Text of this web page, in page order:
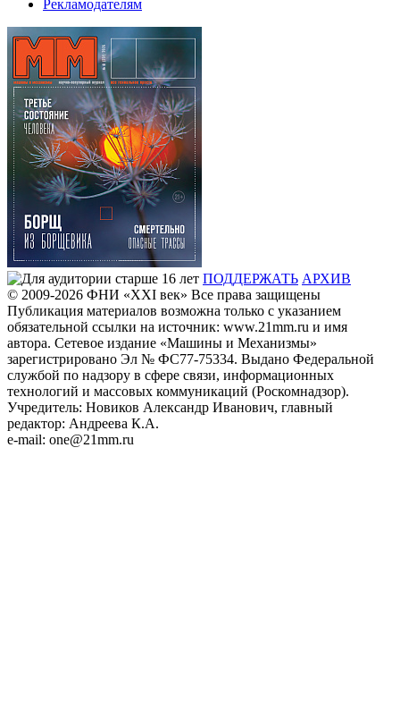
Рекламодателям
ПОДДЕРЖАТЬ АРХИВ
© 2009-2026 ФHИ «XXI век» Все права защищены
Публикация материалов возможна только с указанием
обязательной ссылки на источник: www.21mm.ru и имя
автора. Сетевое издание «Машины и Механизмы»
зарегистрировано Эл № ФС77-75334. Выдано Федеральной
службой по надзору в сфере связи, информационных
технологий и массовых коммуникаций (Роскомнадзор).
Учредитель: Новиков Александр Иванович, главный
редактор: Андреева К.А.
e-mail: one@21mm.ru